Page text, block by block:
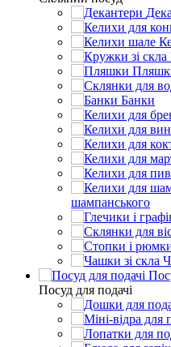
Банки
шампанського
Посуд для подачі